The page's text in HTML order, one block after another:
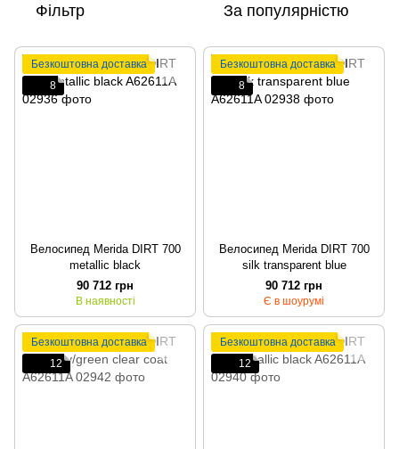
Фільтр За популярністю
Безкоштовна доставка
8
Велосипед Merida DIRT 700
metallic black
90 712 грн
В наявності
Безкоштовна доставка
8
Велосипед Merida DIRT 700
silk transparent blue
90 712 грн
Є в шоурумі
Безкоштовна доставка
12
Безкоштовна доставка
12